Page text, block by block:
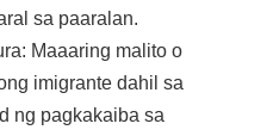
sa paaralan.
Maaaring malito o
imigrante dahil sa
ng pagkakaiba sa